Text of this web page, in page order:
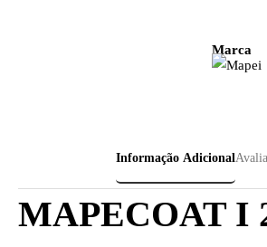
Marca
Informação Adicional
MAPECOAT I